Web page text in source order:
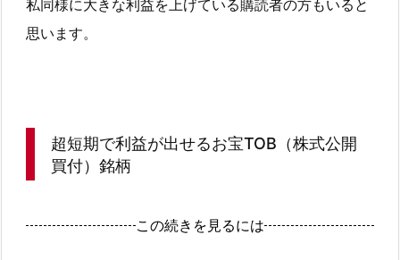
私同様に大きな利益を上げている購読者の方もいると
思います。
超短期で利益が出せるお宝TOB（株式公開
買付）銘柄
この続きを見るには